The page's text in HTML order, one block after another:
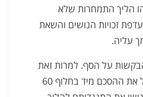
הליך התמחרות שלא
זכויות הנושים והשאת
עליה.
הבקשות על הסף. למרות זאת
התברר כי הנאמן פעל בתום-לב ובהתאם לחובתו על-פי דין. נקבע כי הנאמן לא ביטל את ההסכם מיד בחלוף 60